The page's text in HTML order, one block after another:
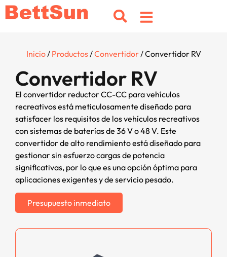
Inicio/ Productos/Convertidor/ Convertidor RV
Convertidor RV
El convertidor reductor CC-CC para vehículos
recreativos está meticulosamente diseñado para
satisfacer los requisitos de los vehículos recreativos
con sistemas de baterías de 36 V o 48 V. Este
convertidor de alto rendimiento está diseñado para
gestionar sin esfuerzo cargas de potencia
significativas, por lo que es una opción óptima para
aplicaciones exigentes y de servicio pesado.
Presupuesto inmediato